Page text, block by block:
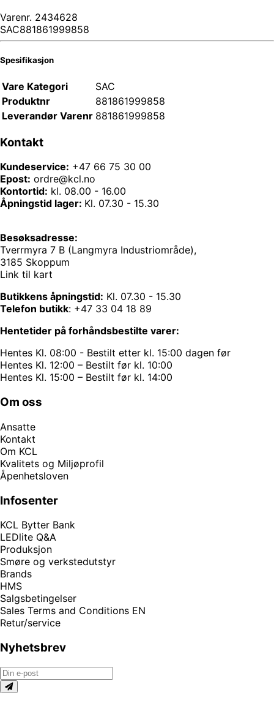
Varenr. 2434628
SAC881861999858
Spesifikasjon
Vare Kategori
SAC
Produktnr
881861999858
Leverandør Varenr 881861999858
Kontakt
Kundeservice: +47 66 75 30 00
Epost: ordre@kcl.no
Kontortid: kl. 08.00 - 16.00
Åpningstid lager: Kl. 07.30 - 15.30
Besøksadresse:
Tverrmyra 7 B (Langmyra Industriområde),
3185 Skoppum
Link til kart
Butikkens åpningstid: Kl. 07.30 - 15.30
Telefon butikk: +47 33 04 18 89
Hentetider på forhåndsbestilte varer:
Hentes Kl. 08:00 - Bestilt etter kl. 15:00 dagen før
Hentes Kl. 12:00 – Bestilt før kl. 10:00
Hentes Kl. 15:00 – Bestilt før kl. 14:00
Om oss
Ansatte
Kontakt
Om KCL
Kvalitets og Miljøprofil
Åpenhetsloven
Infosenter
KCL Bytter Bank
LEDlite Q&A
Produksjon
Smøre og verkstedutstyr
Brands
HMS
Salgsbetingelser
Sales Terms and Conditions EN
Retur/service
Nyhetsbrev